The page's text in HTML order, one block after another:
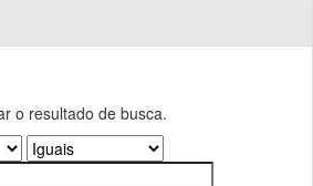
o resultado de busca.